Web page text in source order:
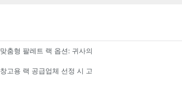
맞춤형 팔레트 랙 옵션: 귀사의 보관 요구 사항에 맞춘 솔루션
창고용 랙 공급업체 선정 시 고려 사항